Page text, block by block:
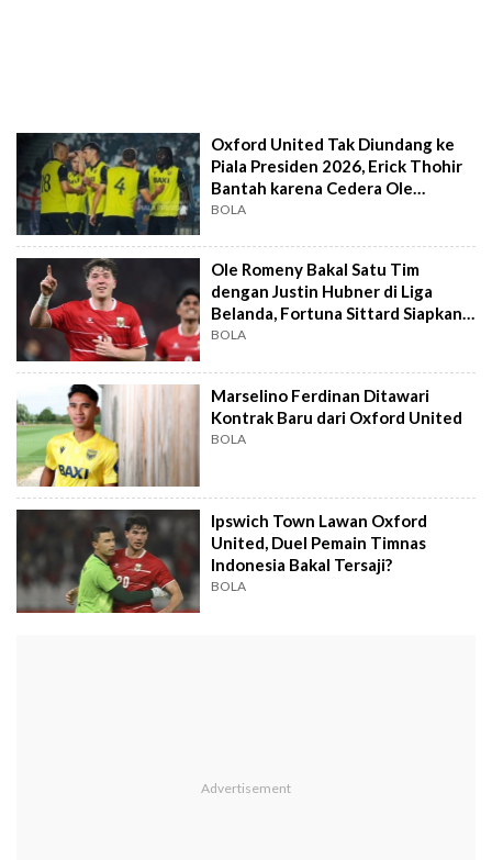
Oxford United Tak Diundang ke
Piala Presiden 2026, Erick Thohir
Bantah karena Cedera Ole
Romeny
BOLA
Ole Romeny Bakal Satu Tim
dengan Justin Hubner di Liga
Belanda, Fortuna Sittard Siapkan
Tawaran
BOLA
Marselino Ferdinan Ditawari
Kontrak Baru dari Oxford United
BOLA
Ipswich Town Lawan Oxford
United, Duel Pemain Timnas
Indonesia Bakal Tersaji?
BOLA